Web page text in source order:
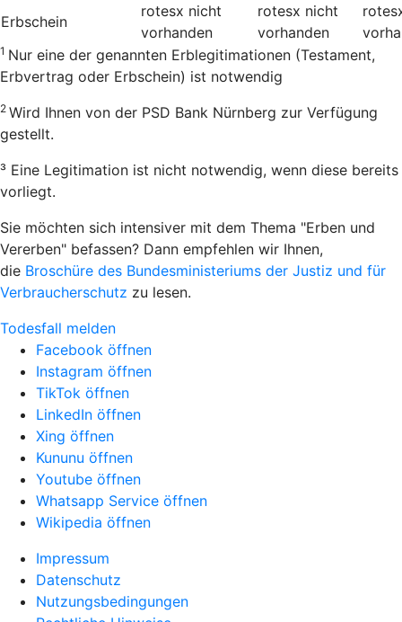
Erbschein
rotesx nicht
vorhanden
rotesx nicht
vorhanden
1 Nur eine der genannten Erblegitimationen (Testament,
Erbvertrag oder Erbschein) ist notwendig
2 Wird Ihnen von der PSD Bank Nürnberg zur Verfügung
gestellt.
³ Eine Legitimation ist nicht notwendig, wenn diese bereits
vorliegt.
Sie möchten sich intensiver mit dem Thema "Erben und
Vererben" befassen? Dann empfehlen wir Ihnen,
die Broschüre des Bundesministeriums der Justiz und für
Verbraucherschutz zu lesen.
Todesfall melden
Facebook öffnen
Instagram öffnen
TikTok öffnen
LinkedIn öffnen
Xing öffnen
Kununu öffnen
Youtube öffnen
Whatsapp Service öffnen
Wikipedia öffnen
Impressum
Datenschutz
Nutzungsbedingungen